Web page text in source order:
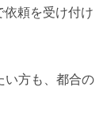
頼を受け付け
い方も、都合の